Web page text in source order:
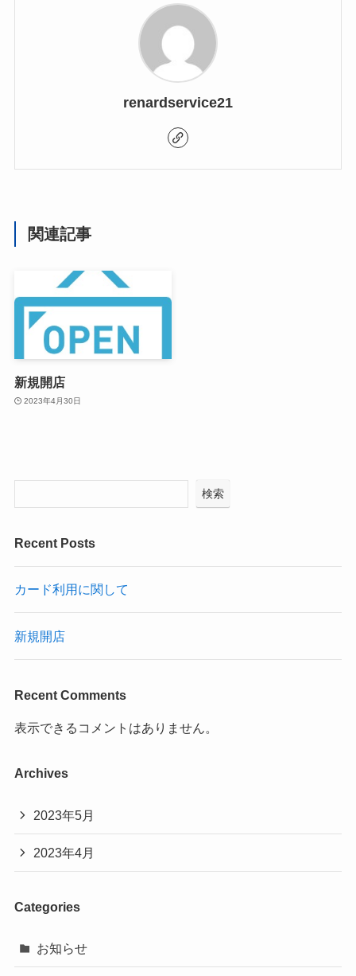
renardservice21
関連記事
新規開店
2023年4月30日
検索
Recent Posts
カード利用に関して
新規開店
Recent Comments
表示できるコメントはありません。
Archives
2023年5月
2023年4月
Categories
お知らせ